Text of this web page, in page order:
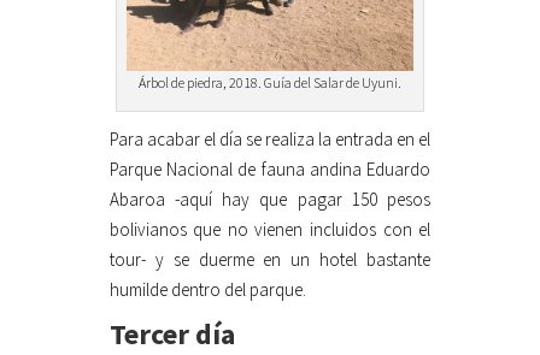
Árbol de piedra, 2018. Guía del Salar de Uyuni.
Para acabar el día se realiza la entrada en el
Parque Nacional de fauna andina Eduardo
Abaroa -aquí hay que pagar 150 pesos
bolivianos que no vienen incluidos con el
tour- y se duerme en un hotel bastante
humilde dentro del parque.
Tercer día